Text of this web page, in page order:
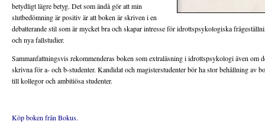
betydligt lägre betyg. Det som ändå gör att min
slutbedömning är positiv är att boken är skriven i en
debatterande stil som är mycket bra och skapar intresse för idrottspsykologiska
och nya fallstudier.
Sammanfattningsvis rekommenderas boken som extraläsning i idrottspsykologi även om
skrivna för a- och b-studenter. Kandidat och magisterstudenter bör ha stor behållning av
till kollegor och ambitiösa studenter.
Köp boken från Bokus.